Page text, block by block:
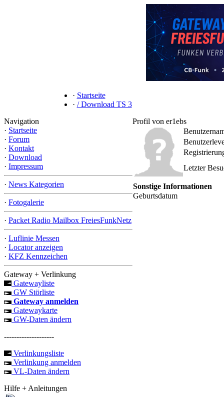
· Startseite
· / Download TS 3
Navigation
· Startseite
· Forum
· Kontakt
· Download
· Impressum
· News Kategorien
· Fotogalerie
· Packet Radio Mailbox FreiesFunkNetz
· Luflinie Messen
· Locator anzeigen
· KFZ Kennzeichen
Gateway + Verlinkung
Gatewayliste
GW Störliste
Gateway anmelden
Gatewaykarte
GW-Daten ändern
--------------------
Verlinkungsliste
Verlinkung anmelden
VL-Daten ändern
Hilfe + Anleitungen
Profil von er1ebs
Letzter
Sonstige Informationen
Geburtsdatum